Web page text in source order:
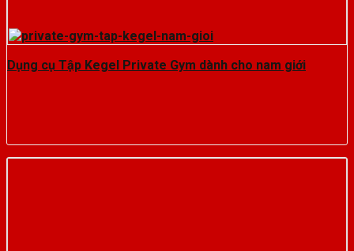
Dụng cụ Tập Kegel Private Gym dành cho nam giới